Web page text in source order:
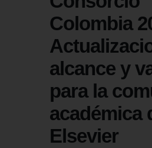
Colombia
alcance y
para la
académica
Elsevier